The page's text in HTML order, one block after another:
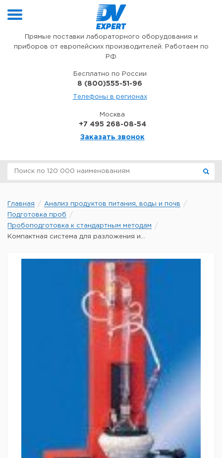
Прямые поставки лабораторного оборудования и
приборов от европейских производителей. Работаем по
РФ
Бесплатно по России
8 (800)555-51-96
Телефоны в регионах
Москва
+7 495 268-08-54
Заказать звонок
Главная
Анализ продуктов питания, воды и почв
Подготовка проб
Пробоподготовка к стандартным методам
Компактная система для разложения и...